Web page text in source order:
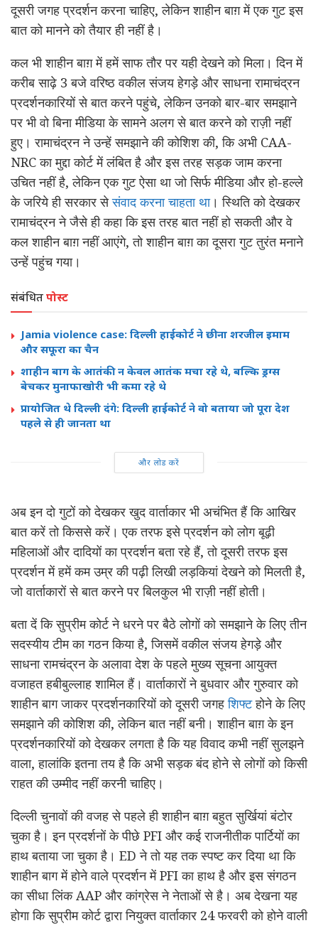
दूसरी जगह प्रदर्शन करना चाहिए, लेकिन शाहीन बाग़ में एक गुट इस
बात को मानने को तैयार ही नहीं है।
कल भी शाहीन बाग़ में हमें साफ तौर पर यही देखने को मिला। दिन में
करीब साढ़े 3 बजे वरिष्‍ठ वकील संजय हेगड़े और साधना रामाचंद्रन
प्रदर्शनकारियों से बात करने पहुंचे, लेकिन उनको बार-बार समझाने
पर भी वो बिना मीडिया के सामने अलग से बात करने को राज़ी नहीं
हुए। रामाचंद्रन ने उन्हें समझाने की कोशिश की, कि अभी CAA-
NRC का मुद्दा कोर्ट में लंबित है और इस तरह सड़क जाम करना
उचित नहीं है, लेकिन एक गुट ऐसा था जो सिर्फ मीडिया और हो-हल्ले
के जरिये ही सरकार सेसंवाद करना चाहता था। स्थिति को देखकर
रामाचंद्रन ने जैसे ही कहा कि इस तरह बात नहीं हो सकती और वे
कल शाहीन बाग़ नहीं आएंगे, तो शाहीन बाग़ का दूसरा गुट तुरंत मनाने
उन्हें पहुंच गया।
संबंधितपोस्ट
Jamia violence case: दिल्ली हाईकोर्ट ने छीना शरजील इमाम
और सफूरा का चैन
शाहीन बाग के आतंकी न केवल आतंक मचा रहे थे, बल्कि ड्रग्स
बेचकर मुनाफाखोरी भी कमा रहे थे
प्रायोजित थे दिल्ली दंगे: दिल्ली हाईकोर्ट ने वो बताया जो पूरा देश
पहले से ही जानता था
और लोड करें
अब इन दो गुटों को देखकर खुद वार्ताकार भी अचंभित हैं कि आखिर
बात करें तो किससे करें। एक तरफ इसे प्रदर्शन को लोग बूढ़ी
महिलाओं और दादियों का प्रदर्शन बता रहे हैं, तो दूसरी तरफ इस
प्रदर्शन में हमें कम उम्र की पढ़ी लिखी लड़कियां देखने को मिलती है,
जो वार्ताकारों से बात करने पर बिलकुल भी राज़ी नहीं होती।
बता दें कि सुप्रीम कोर्ट ने धरने पर बैठे लोगों को समझाने के लिए तीन
सदस्यीय टीम का गठन किया है, जिसमें वकील संजय हेगड़े और
साधना रामचंद्रन के अलावा देश के पहले मुख्य सूचना आयुक्त
वजाहत हबीबुल्लाह शामिल हैं। वार्ताकारों ने बुधवार और गुरुवार को
शाहीन बाग जाकर प्रदर्शनकारियों को दूसरी जगहशिफ्टहोने के लिए
समझाने की कोशिश की, लेकिन बात नहीं बनी। शाहीन बाग़ के इन
प्रदर्शनकारियों को देखकर लगता है कि यह विवाद कभी नहीं सुलझने
वाला, हालांकि इतना तय है कि अभी सड़क बंद होने से लोगों को किसी
राहत की उम्मीद नहीं करनी चाहिए।
दिल्ली चुनावों की वजह से पहले ही शाहीन बाग़ बहुत सुर्खियां बंटोर
चुका है। इन प्रदर्शनों के पीछे PFI और कई राजनीतीक पार्टियों का
हाथ बताया जा चुका है। ED ने तो यह तक स्पष्ट कर दिया था कि
शाहीन बाग में होने वाले प्रदर्शन में PFI का हाथ है और इस संगठन
का सीधा लिंक AAP और कांग्रेस ने नेताओं से है। अब देखना यह
होगा कि सुप्रीम कोर्ट द्वारा नियुक्त वार्ताकार 24 फरवरी को होने वाली